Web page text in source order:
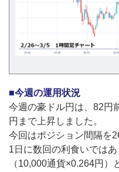
■今週の運用状況
今週の豪ドル円は、82円
円まで上昇しました。
今回はポジション間隔を
1日に数回の利食いでは
（10,000通貨×0.264円）